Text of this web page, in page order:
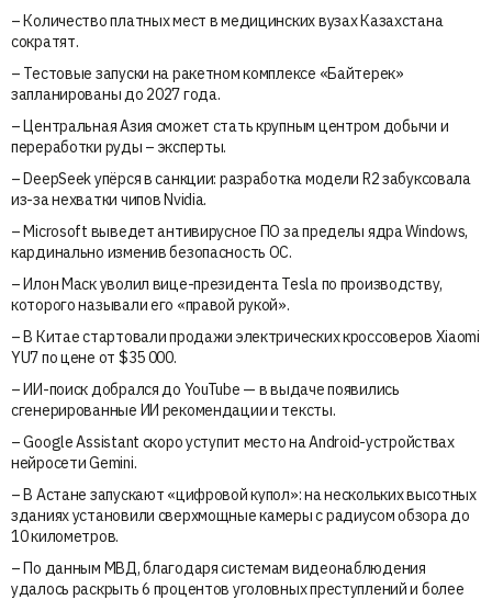
– Количество платных мест в медицинских вузах Казахстана
сократят.
– Тестовые запуски на ракетном комплексе «Байтерек»
запланированы до 2027 года.
– Центральная Азия сможет стать крупным центром добычи и
переработки руды – эксперты.
– DeepSeek упёрся в санкции: разработка модели R2 забуксовала
из-за нехватки чипов Nvidia.
– Microsoft выведет антивирусное ПО за пределы ядра Windows,
кардинально изменив безопасность ОС.
– Илон Маск уволил вице-президента Tesla по производству,
которого называли его «правой рукой».
– В Китае стартовали продажи электрических кроссоверов Xiaomi
YU7 по цене от $35 000.
– ИИ-поиск добрался до YouTube — в выдаче появились
сгенерированные ИИ рекомендации и тексты.
– Google Assistant скоро уступит место на Android-устройствах
нейросети Gemini.
– В Астане запускают «цифровой купол»: на нескольких высотных
зданиях установили сверхмощные камеры с радиусом обзора до
10 километров.
– По данным МВД, благодаря системам видеонаблюдения
удалось раскрыть 6 процентов уголовных преступлений и более